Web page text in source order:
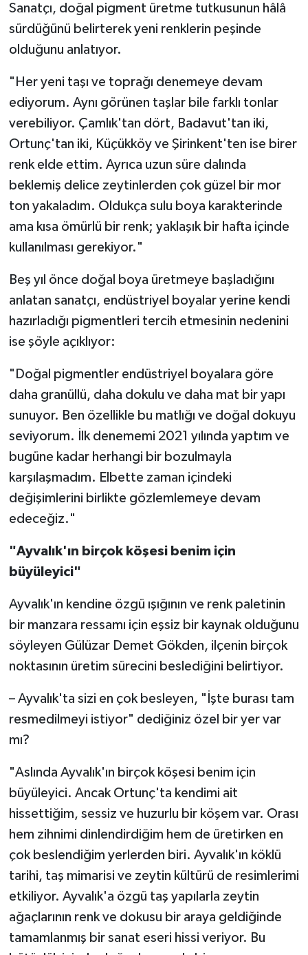
Sanatçı, doğal pigment üretme tutkusunun hâlâ
sürdüğünü belirterek yeni renklerin peşinde
olduğunu anlatıyor.
"Her yeni taşı ve toprağı denemeye devam
ediyorum. Aynı görünen taşlar bile farklı tonlar
verebiliyor. Çamlık'tan dört, Badavut'tan iki,
Ortunç'tan iki, Küçükköy ve Şirinkent'ten ise birer
renk elde ettim. Ayrıca uzun süre dalında
beklemiş delice zeytinlerden çok güzel bir mor
ton yakaladım. Oldukça sulu boya karakterinde
ama kısa ömürlü bir renk; yaklaşık bir hafta içinde
kullanılması gerekiyor."
Beş yıl önce doğal boya üretmeye başladığını
anlatan sanatçı, endüstriyel boyalar yerine kendi
hazırladığı pigmentleri tercih etmesinin nedenini
ise şöyle açıklıyor:
"Doğal pigmentler endüstriyel boyalara göre
daha granüllü, daha dokulu ve daha mat bir yapı
sunuyor. Ben özellikle bu matlığı ve doğal dokuyu
seviyorum. İlk denememi 2021 yılında yaptım ve
bugüne kadar herhangi bir bozulmayla
karşılaşmadım. Elbette zaman içindeki
değişimlerini birlikte gözlemlemeye devam
edeceğiz."
"Ayvalık'ın birçok köşesi benim için
büyüleyici"
Ayvalık'ın kendine özgü ışığının ve renk paletinin
bir manzara ressamı için eşsiz bir kaynak olduğunu
söyleyen Gülüzar Demet Gökden, ilçenin birçok
noktasının üretim sürecini beslediğini belirtiyor.
– Ayvalık'ta sizi en çok besleyen, "İşte burası tam
resmedilmeyi istiyor" dediğiniz özel bir yer var
mı?
"Aslında Ayvalık'ın birçok köşesi benim için
büyüleyici. Ancak Ortunç'ta kendimi ait
hissettiğim, sessiz ve huzurlu bir köşem var. Orası
hem zihnimi dinlendirdiğim hem de üretirken en
çok beslendiğim yerlerden biri. Ayvalık'ın köklü
tarihi, taş mimarisi ve zeytin kültürü de resimlerimi
etkiliyor. Ayvalık'a özgü taş yapılarla zeytin
ağaçlarının renk ve dokusu bir araya geldiğinde
tamamlanmış bir sanat eseri hissi veriyor. Bu